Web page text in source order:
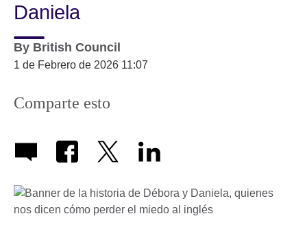
Daniela
By British Council
1 de Febrero de 2026 11:07
Comparte esto